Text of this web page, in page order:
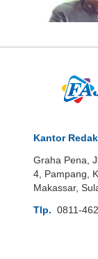
Kantor
Graha Pena,
4, Pampang,
Makassar,
Tlp. 0811-